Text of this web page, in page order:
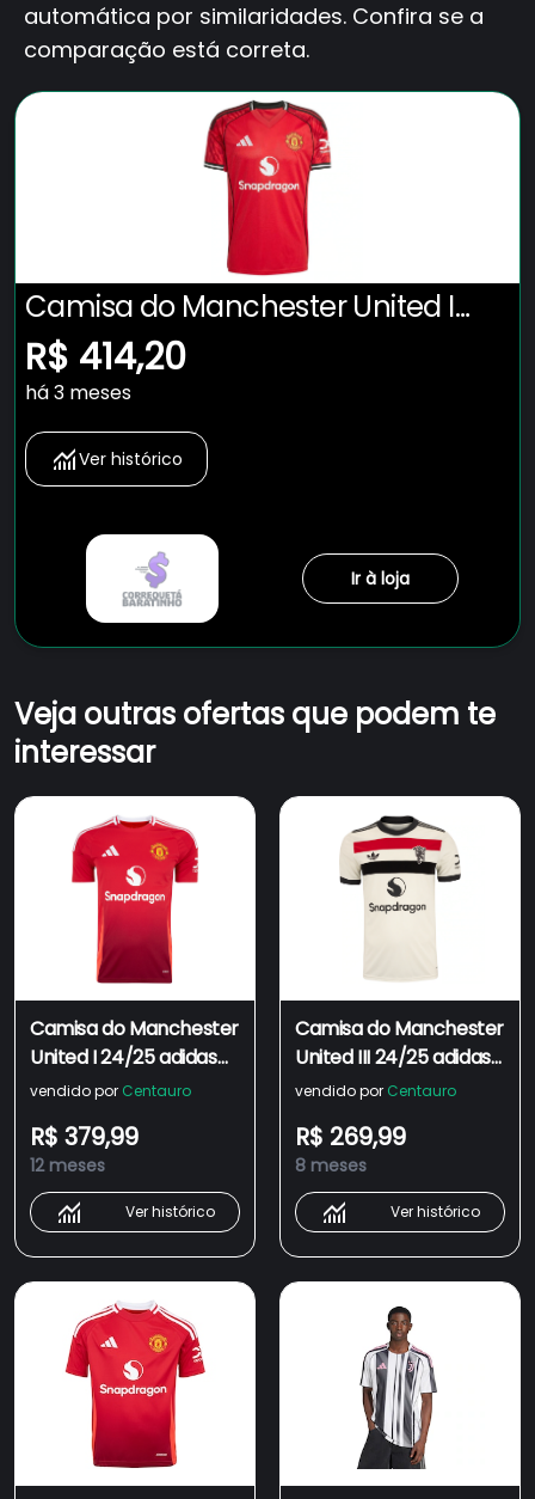
automática por similaridades. Confira se a
comparação está correta.
Camisa do Manchester United I
25/26 Torcedor adidas Masculina
R$ 414,20
há 3 meses
Ver histórico
Ir à loja
Veja outras ofertas que podem te
interessar
Camisa do Manchester
United I 24/25 adidas
Masculina Torcedor
vendido por Centauro
R$ 379,99
12 meses
Ver histórico
Camisa do Manchester
United III 24/25 adidas
Masculina Torcedor
vendido por Centauro
R$ 269,99
8 meses
Ver histórico